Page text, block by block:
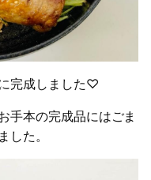
完成しました♡
手本の完成品にはごま
した。